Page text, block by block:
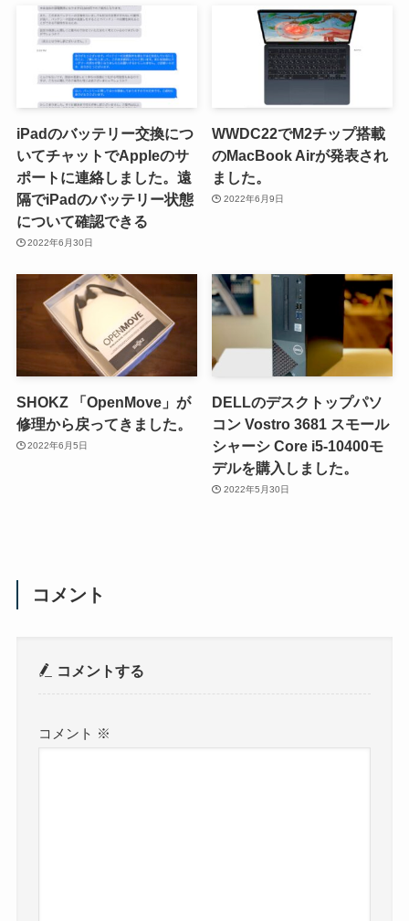
iPadのバッテリー交換につ
いてチャットでAppleのサ
ポートに連絡しました。遠
隔でiPadのバッテリー状態
について確認できる
2022年6月30日
WWDC22でM2チップ搭載
のMacBook Airが発表され
ました。
2022年6月9日
SHOKZ 「OpenMove」が
修理から戻ってきました。
2022年6月5日
DELLのデスクトップパソ
コン Vostro 3681 スモール
シャーシ Core i5-10400モ
デルを購入しました。
2022年5月30日
コメント
コメントする
コメント ※